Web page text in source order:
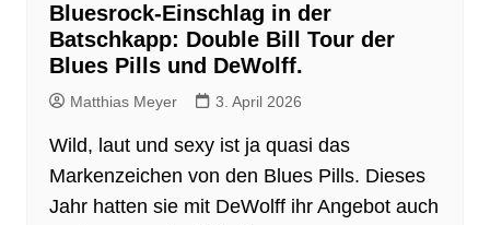
Bluesrock-Einschlag in der
Batschkapp: Double Bill Tour der
Blues Pills und DeWolff.
Matthias Meyer 3. April 2026
Wild, laut und sexy ist ja quasi das
Markenzeichen von den Blues Pills. Dieses
Jahr hatten sie mit DeWolff ihr Angebot auch